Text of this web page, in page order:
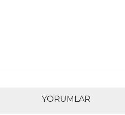
YORUMLAR